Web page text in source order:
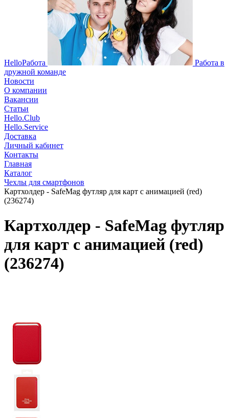
HelloРабота
Работа в
дружной команде
Новости
О компании
Вакансии
Статьи
Hello.Club
Hello.Service
Доставка
Личный кабинет
Контакты
Главная
Каталог
Чехлы для смартфонов
Картхолдер - SafeMag футляр для карт с анимацией (red)
(236274)
Картхолдер - SafeMag футляр
для карт с анимацией (red)
(236274)